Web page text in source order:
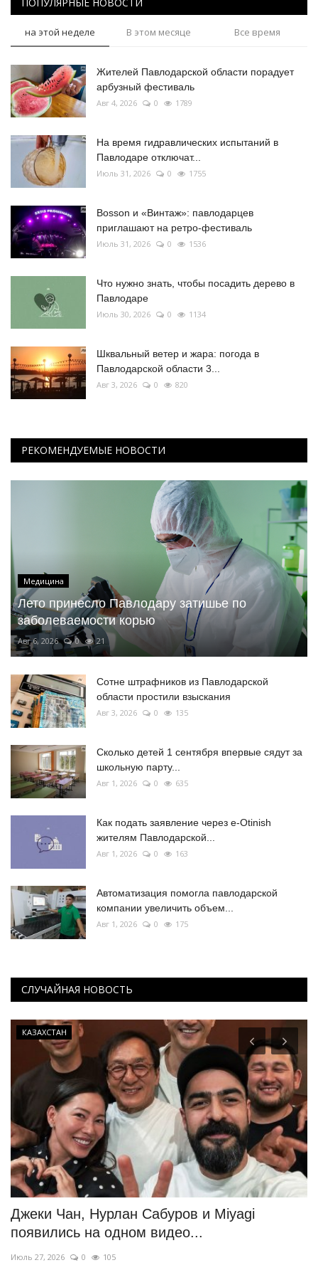
на этой неделе В этом месяце Все время
Жителей Павлодарской области порадует
арбузный фестиваль
Авг 4, 2026 0 1789
На время гидравлических испытаний в
Павлодаре отключат...
Июль 31, 2026 0 1755
Bosson и «Винтаж»: павлодарцев
приглашают на ретро-фестиваль
Июль 31, 2026 0 1536
Что нужно знать, чтобы посадить дерево в
Павлодаре
Июль 30, 2026 0 1134
Шквальный ветер и жара: погода в
Павлодарской области 3...
Авг 3, 2026 0 820
РЕКОМЕНДУЕМЫЕ НОВОСТИ
Медицина
Лето принесло Павлодару затишье по
заболеваемости корью
Авг 6, 2026 0 21
Сотне штрафников из Павлодарской
области простили взыскания
Авг 3, 2026 0 135
Сколько детей 1 сентября впервые сядут за
школьную парту...
Авг 1, 2026 0 635
Как подать заявление через e-Otinish
жителям Павлодарской...
Авг 1, 2026 0 163
Автоматизация помогла павлодарской
компании увеличить объем...
Авг 1, 2026 0 175
СЛУЧАЙНАЯ НОВОСТЬ
КАЗАХСТАН
Джеки Чан, Нурлан Сабуров и Miyagi
появились на одном видео...
Июль 27, 2026 0 105